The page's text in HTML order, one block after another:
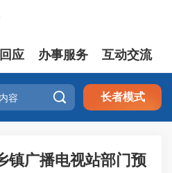
应 办事服务 互动交流
 长者模式
镇广播电视站部门预